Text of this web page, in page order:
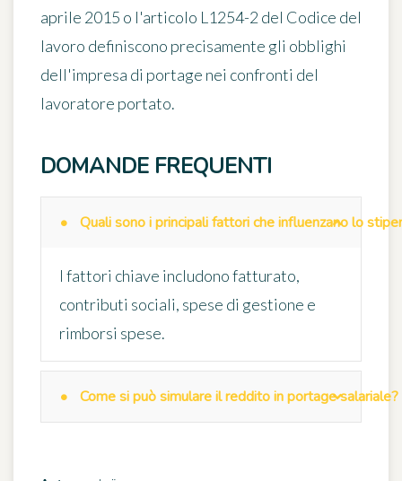
aprile 2015 o l'articolo L1254-2 del Codice del
lavoro definiscono precisamente gli obblighi
dell'impresa di portage nei confronti del
lavoratore portato.
DOMANDE FREQUENTI
Quali sono i principali fattori che influenzano lo
I fattori chiave includono fatturato,
contributi sociali, spese di gestione e
rimborsi spese.
Come si può simulare il reddito in portage salariale?